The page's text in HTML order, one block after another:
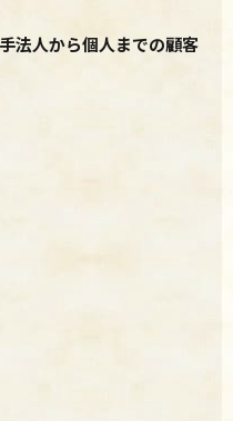
法人から個人までの顧客